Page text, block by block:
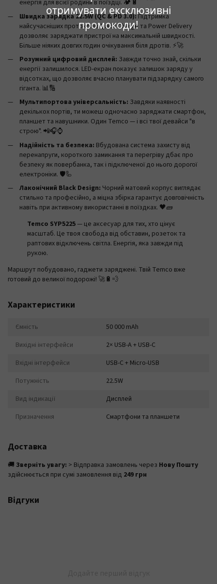
отримувати ексклюзивні
промокоди!
енергія для всієї родини в поїздці. 🏕️🔋
Швидка зарядка 22.5W (QC & PD 3.0):Підтримка
найсучасніших протоколів Quick Charge та Power Delivery
дозволяє заряджати пристрої на максимальній швидкості.
Більше ніяких довгих годин очікування біля дротів. ⚡🚀
Розумний цифровий дисплей: Завжди точно знай, скільки
енергії залишилося. LED-екран показує залишок заряду у
відсотках, що дозволяє вчасно планувати підзарядку самого
гіганта. 📊🔢
Мультипортова універсальність: Завдяки наявності
декількох портів, ти можеш одночасно заряджати смартфон,
планшет та навушники. Один Temco — і всі твої девайси "в
строю". 📲🎧⌚
Надійність та безпека: Вбудована система захисту від
перенапруги, короткого замикання та перегріву дбає про
безпеку як повербанка, так і підключеної до нього дорогої
електроніки. 🛡️🦾
Лаконічний Black Design: Чорний матовий корпус виглядає
стильно та професійно, а міцна збірка гарантує довговічність
навіть при активному використанні в поїздках. 🖤🧱
Temco SYP5225— це аксесуар для тих, хто цінує
масштаб. Це твоя свобода від обставин, розеток та
раптових відключень світла. Енергія, яка завжди під
рукою.
Маршрут побудовано, гаджети заряджені. Твій Temco вже
готовий до великої подорожі! 🚀🔋💨
Характеристики
Ємність
50 000 mAh
Вихідні інтерфейси
2× USB-A + USB-C
Вхідні інтерфейси
USB-C + Micro-USB
Потужність
22.5W
Вид індикації
Дисплей
Призначення
Смартфони та планшети
Доставка
🚚 Зверніть увагу: > Відправка замовлень через Нову Пошту
здійснюється при сумі замовлення від 249 грн
Відгуки